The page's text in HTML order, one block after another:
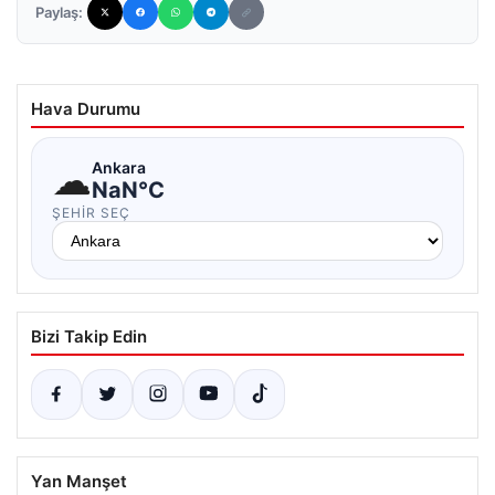
Paylaş:
Hava Durumu
☁Ankara
NaN°C
ŞEHIR SEÇ
Bizi Takip Edin
Yan Manşet